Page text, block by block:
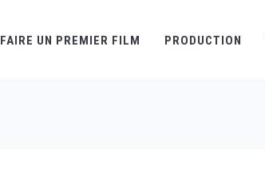
FAIRE UN PREMIER FILM PRODUCTION